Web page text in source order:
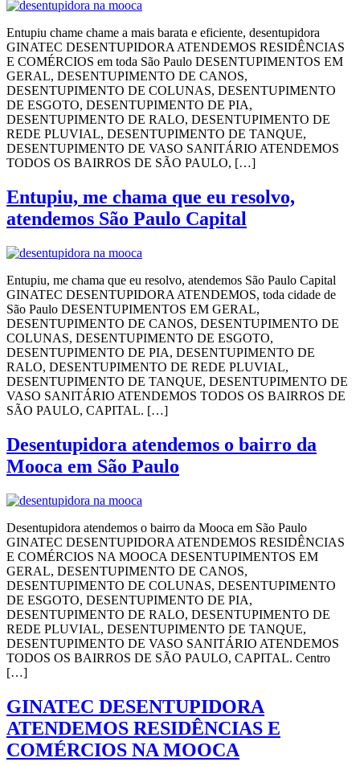
Entupiu chame chame a mais barata e eficiente, desentupidora
GINATEC DESENTUPIDORA ATENDEMOS RESIDÊNCIAS
E COMÉRCIOS em toda São Paulo DESENTUPIMENTOS EM
GERAL, DESENTUPIMENTO DE CANOS,
DESENTUPIMENTO DE COLUNAS, DESENTUPIMENTO
DE ESGOTO, DESENTUPIMENTO DE PIA,
DESENTUPIMENTO DE RALO, DESENTUPIMENTO DE
REDE PLUVIAL, DESENTUPIMENTO DE TANQUE,
DESENTUPIMENTO DE VASO SANITÁRIO ATENDEMOS
TODOS OS BAIRROS DE SÃO PAULO, […]
Entupiu, me chama que eu resolvo,
atendemos São Paulo Capital
Entupiu, me chama que eu resolvo, atendemos São Paulo Capital
GINATEC DESENTUPIDORA ATENDEMOS, toda cidade de
São Paulo DESENTUPIMENTOS EM GERAL,
DESENTUPIMENTO DE CANOS, DESENTUPIMENTO DE
COLUNAS, DESENTUPIMENTO DE ESGOTO,
DESENTUPIMENTO DE PIA, DESENTUPIMENTO DE
RALO, DESENTUPIMENTO DE REDE PLUVIAL,
DESENTUPIMENTO DE TANQUE, DESENTUPIMENTO DE
VASO SANITÁRIO ATENDEMOS TODOS OS BAIRROS DE
SÃO PAULO, CAPITAL. […]
Desentupidora atendemos o bairro da
Mooca em São Paulo
Desentupidora atendemos o bairro da Mooca em São Paulo
GINATEC DESENTUPIDORA ATENDEMOS RESIDÊNCIAS
E COMÉRCIOS NA MOOCA DESENTUPIMENTOS EM
GERAL, DESENTUPIMENTO DE CANOS,
DESENTUPIMENTO DE COLUNAS, DESENTUPIMENTO
DE ESGOTO, DESENTUPIMENTO DE PIA,
DESENTUPIMENTO DE RALO, DESENTUPIMENTO DE
REDE PLUVIAL, DESENTUPIMENTO DE TANQUE,
DESENTUPIMENTO DE VASO SANITÁRIO ATENDEMOS
TODOS OS BAIRROS DE SÃO PAULO, CAPITAL. Centro
[…]
GINATEC DESENTUPIDORA
ATENDEMOS RESIDÊNCIAS E
COMÉRCIOS NA MOOCA